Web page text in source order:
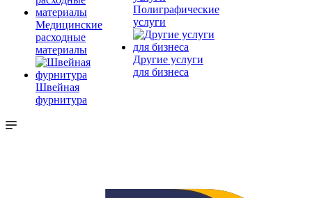
Медицинские
расходные
материалы
Швейная
фурнитура
Полиграфические
услуги
Другие услуги
для бизнеса